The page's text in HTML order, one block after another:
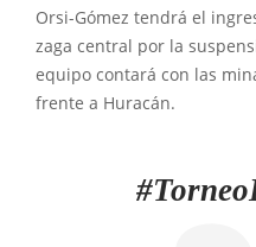
Orsi-Gómez tendrá el
zaga central por la
equipo contará con las
frente a Huracán.